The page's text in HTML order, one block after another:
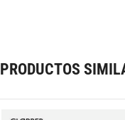
PRODUCTOS